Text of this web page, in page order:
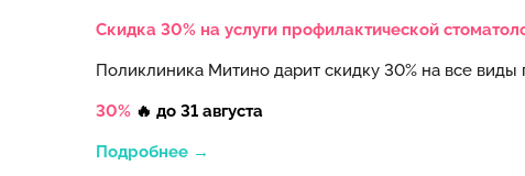
Скидка 30% на услуги профилактической
Поликлиника Митино дарит скидку 30% на все
30% 🔥 до 31 августа
Подробнее →